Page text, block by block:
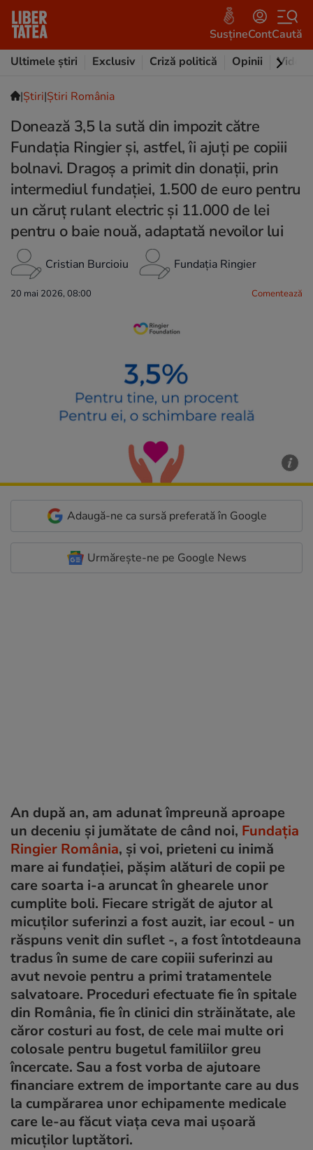
SusțineContCaută
Ultimele știri
Exclusiv Criză politică Opinii Video
|Ştiri|Știri România
Donează 3,5 la sută din impozit către
Fundația Ringier și, astfel, îi ajuți pe copiii
bolnavi. Dragoș a primit din donații, prin
intermediul fundației, 1.500 de euro pentru
un căruț rulant electric și 11.000 de lei
pentru o baie nouă, adaptată nevoilor lui
Cristian Burcioiu Fundația Ringier
20 mai 2026, 08:00 Comentează
Adaugă-ne ca sursă preferată în Google
Urmărește-ne pe Google News
An după an, am adunat împreună aproape
un deceniu și jumătate de când noi, Fundația
Ringier România, și voi, prieteni cu inimă
mare ai fundației, pășim alături de copii pe
care soarta i-a aruncat în ghearele unor
cumplite boli. Fiecare strigăt de ajutor al
micuților suferinzi a fost auzit, iar ecoul - un
răspuns venit din suflet -, a fost întotdeauna
tradus în sume de care copiii suferinzi au
avut nevoie pentru a primi tratamentele
salvatoare. Proceduri efectuate fie în spitale
din România, fie în clinici din străinătate, ale
căror costuri au fost, de cele mai multe ori
colosale pentru bugetul familiilor greu
încercate. Sau a fost vorba de ajutoare
financiare extrem de importante care au dus
la cumpărarea unor echipamente medicale
care le-au făcut viața ceva mai ușoară
micuților luptători.